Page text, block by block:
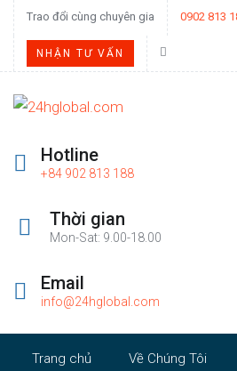
Trao đổi cùng chuyên gia 0902 813
NHẬN TƯ VẤN
Hotline
+84 902 813 188
Thời gian
Mon-Sat: 9.00-18.00
Email
info@24hglobal.com
Trang chủ Về Chúng Tôi